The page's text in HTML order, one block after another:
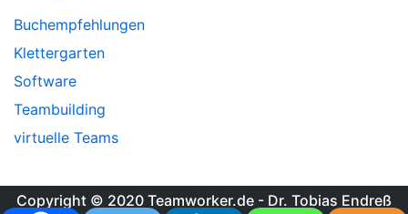
Buchempfehlungen
Klettergarten
Software
Teambuilding
virtuelle Teams
Copyright © 2020 Teamworker.de - Dr. Tobias Endreß